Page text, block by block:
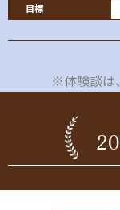
目標
※体験談は